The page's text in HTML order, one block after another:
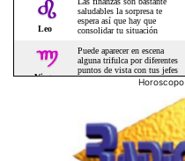
Horoscopo